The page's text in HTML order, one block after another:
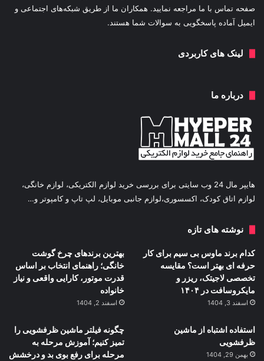
صفحه تماس با ما مراجعه نمایید. همکاران ما از طریق شبکه‌های اجتماعی و
ایمیل آماده پاسخگویی به سوالات شما هستند.
لینک های کاربردی
درباره ما
هایپر مال 24 وب سایتی برای بررسی خرید لوازم الکتریکی، لوازم خانگی،
لوازم اتاق کودک، اکسسوری،لوازم جانبی موبایل، لپ تاپ و کامپوتر و…
نوشته های تازه
کدام برند ماوس بی سیم برای کار
حرفه ای بهتر است؟ مقایسه
تخصصی لاجیتک، ریزر و
مایکروسافت در ۱۴۰۴
اسفند 3, 1404
بهترین برندهای چرخ گوشت
خانگی؛ راهنمای انتخاب بر اساس
قدرت موتور، کارایی واقعی و نیاز
خانواده
اسفند 2, 1404
استفاده اشتباه از ماشین
ظرفشویی
بهمن 29, 1404
چگونه فیلتر ماشین ظرفشویی را
تمیز کنیم؛ آموزش مرحله به
مرحله برای رفع بوی بد و درخشش